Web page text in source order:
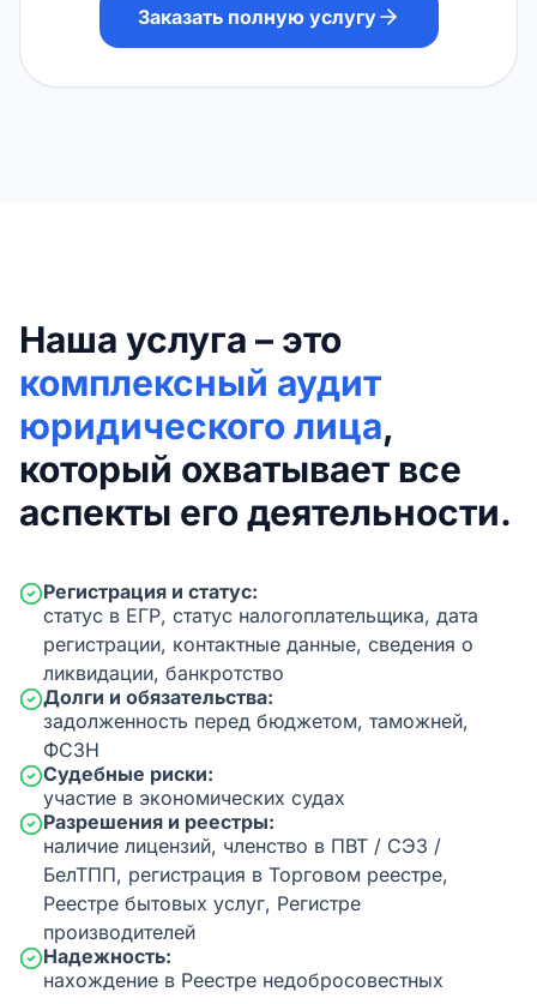
Заказать полную услугу
Наша услуга – это
комплексный аудит
юридического лица,
который охватывает все
аспекты его деятельности.
Регистрация и статус:
статус в ЕГР, статус налогоплательщика, дата
регистрации, контактные данные, сведения о
ликвидации, банкротство
Долги и обязательства:
задолженность перед бюджетом, таможней,
ФСЗН
Судебные риски:
участие в экономических судах
Разрешения и реестры:
наличие лицензий, членство в ПВТ / СЭЗ /
БелТПП, регистрация в Торговом реестре,
Реестре бытовых услуг, Регистре
производителей
Надежность:
нахождение в Реестре недобросовестных